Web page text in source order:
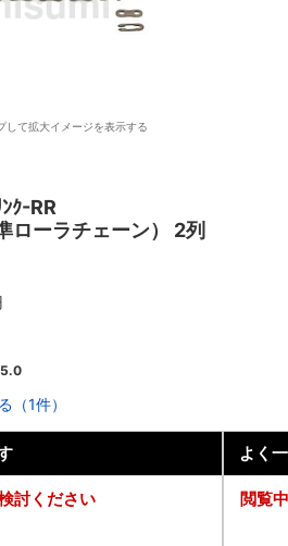
して拡大イメージを表示する
ｸ-RR
ローラチェーン） 2列
5.0
（1件）
討ください
よく
閲覧